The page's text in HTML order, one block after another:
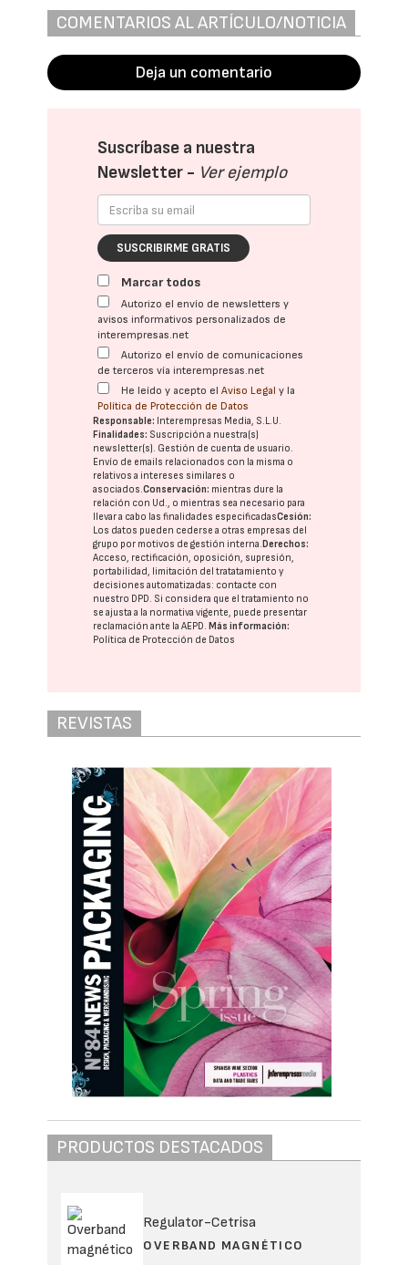
COMENTARIOS AL ARTÍCULO/NOTICIA
Deja un comentario
Suscríbase a nuestra
Newsletter - Ver ejemplo
SUSCRIBIRME GRATIS
Marcar todos
Autorizo el envío de newsletters y
avisos informativos personalizados de
interempresas.net
Autorizo el envío de comunicaciones
de terceros vía interempresas.net
He leído y acepto elAviso Legal y la
Política de Protección de Datos
Responsable: Interempresas Media, S.L.U.
Finalidades: Suscripción a nuestra(s)
newsletter(s). Gestión de cuenta de usuario.
Envío de emails relacionados con la misma o
relativos a intereses similares o
asociados.Conservación: mientras dure la
relación con Ud., o mientras sea necesario para
llevar a cabo las finalidades especificadasCesión:
Los datos pueden cederse a otras empresas del
grupo por motivos de gestión interna.Derechos:
Acceso, rectificación, oposición, supresión,
portabilidad, limitación del tratatamiento y
decisiones automatizadas: contacte con
nuestro DPD. Si considera que el tratamiento no
se ajusta a la normativa vigente, puede presentar
reclamación ante laAEPD.Más información:
Política de Protección de Datos
REVISTAS
PRODUCTOS DESTACADOS
Regulator-Cetrisa
OVERBAND MAGNÉTICO